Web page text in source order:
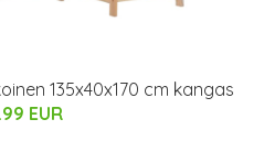
135x40x170 cm kangas
EUR